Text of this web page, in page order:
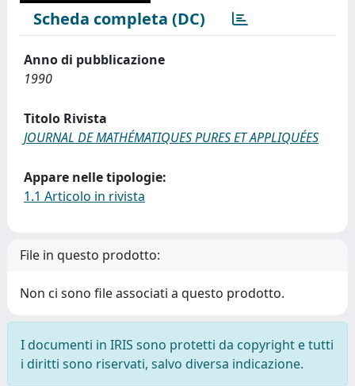
Scheda completa (DC)
Anno di pubblicazione
1990
Titolo Rivista
JOURNAL DE MATHÉMATIQUES PURES ET APPLIQUÉES
Appare nelle tipologie:
1.1 Articolo in rivista
File in questo prodotto:
Non ci sono file associati a questo prodotto.
I documenti in IRIS sono protetti da copyright e tutti
i diritti sono riservati, salvo diversa indicazione.